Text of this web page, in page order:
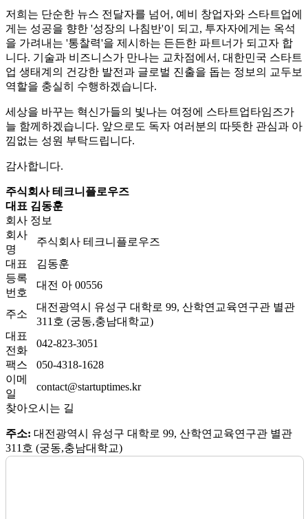
저희는 단순한 뉴스 전달자를 넘어, 예비 창업자와 스타트업에
게는 성공을 향한 '성장의 나침반'이 되고, 투자자에게는 옥석
을 가려내는 '통찰력'을 제시하는 든든한 파트너가 되고자 합
니다. 기술과 비즈니스가 만나는 교차점에서, 대한민국 스타트
업 생태계의 건강한 발전과 글로벌 진출을 돕는 정보의 교두보
역할을 충실히 수행하겠습니다.
세상을 바꾸는 혁신가들의 빛나는 여정에 스타트업타임즈가
늘 함께하겠습니다. 앞으로도 독자 여러분의 따뜻한 관심과 아
낌없는 성원 부탁드립니다.
감사합니다.
주식회사 테크니플로우즈
대표 김동훈
회사 정보
회사
명
주식회사 테크니플로우즈
대표
김동훈
등록
번호
대전 아 00556
주소
대전광역시 유성구 대학로 99, 산학연교육연구관 별관
311호 (궁동,충남대학교)
대표
전화
042-823-3051
팩스
050-4318-1628
이메
일
contact@startuptimes.kr
찾아오시는 길
주소: 대전광역시 유성구 대학로 99, 산학연교육연구관 별관
311호 (궁동,충남대학교)